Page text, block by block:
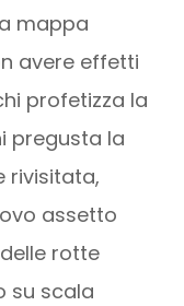
mappa
avere effetti
profetizza la
pregusta la
rivisitata,
assetto
rotte
su scala